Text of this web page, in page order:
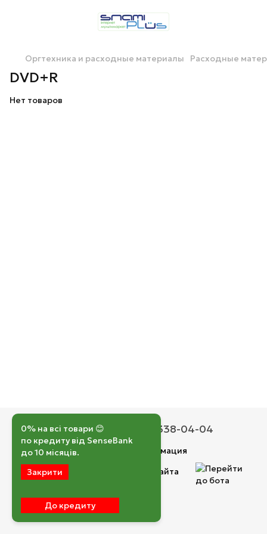
Оргтехника и расходные материалы Расходные
DVD+R
Нет товаров
050 193-42-43 067 338-04-04
Контактная информация
Полная версия сайта
Укр
0% на всі товари 😊
по кредиту від SenseBank
до 10 місяців.
Закрити
До кредиту